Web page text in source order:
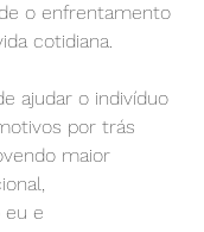
o enfrentamento
cotidiana.
ajudar o indivíduo
por trás
maior
e